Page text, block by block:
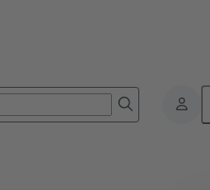
Connecteurs carte à carte